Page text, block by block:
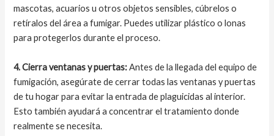
mascotas, acuarios u otros objetos sensibles, cúbrelos o
retíralos del área a fumigar. Puedes utilizar plástico o lonas
para protegerlos durante el proceso.
4. Cierra ventanas y puertas:Antes de la llegada del equipo de
fumigación, asegúrate de cerrar todas las ventanas y puertas
de tu hogar para evitar la entrada de plaguicidas al interior.
Esto también ayudará a concentrar el tratamiento donde
realmente se necesita.